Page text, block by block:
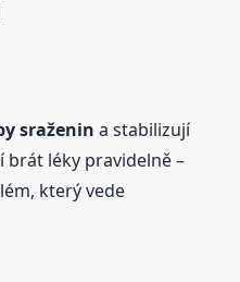
sraženin a stabilizují
brát léky pravidelně –
který vede